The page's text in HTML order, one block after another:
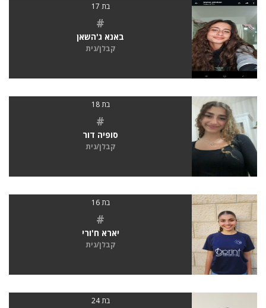
בת 17
#
באנא ג'השאן
קבלן/נית
בת 18
#
סופיה דור
קבלן/נית
בת 16
#
יארא ח'ורי
קבלן/נית
בת 24